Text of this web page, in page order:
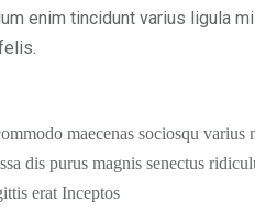
enim tincidunt varius ligula
maecenas sociosqu
dis purus magnis senectus
erat Inceptos